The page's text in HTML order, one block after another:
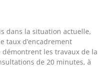
dans la situation actuelle,
taux d’encadrement
démontrent les travaux de la
de 20 minutes, à